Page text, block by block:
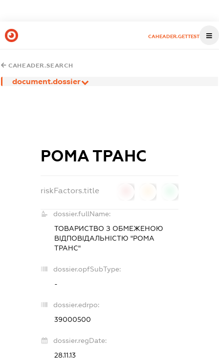
CAHEADER.GETTEST
CAHEADER.SEARCH
document.dossier
РОМА ТРАНС
riskFactors.title
dossier.fullName:
ТОВАРИСТВО З ОБМЕЖЕНОЮ
ВІДПОВІДАЛЬНІСТЮ "РОМА
ТРАНС"
dossier.opfSubType:
-
dossier.edrpo:
39000500
dossier.regDate:
28.11.13